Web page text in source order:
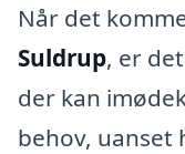
Når det
Suldrup, er
der kan
behov, uanset